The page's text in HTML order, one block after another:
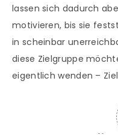
lassen sich dadurch
motivieren, bis sie
in scheinbar
diese Zielgruppe
eigentlich wenden –